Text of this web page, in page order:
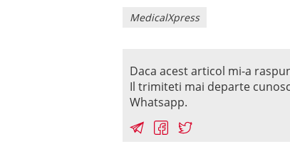
MedicalXpress
Daca acest articol mi-a
Il trimiteti mai departe
Whatsapp.